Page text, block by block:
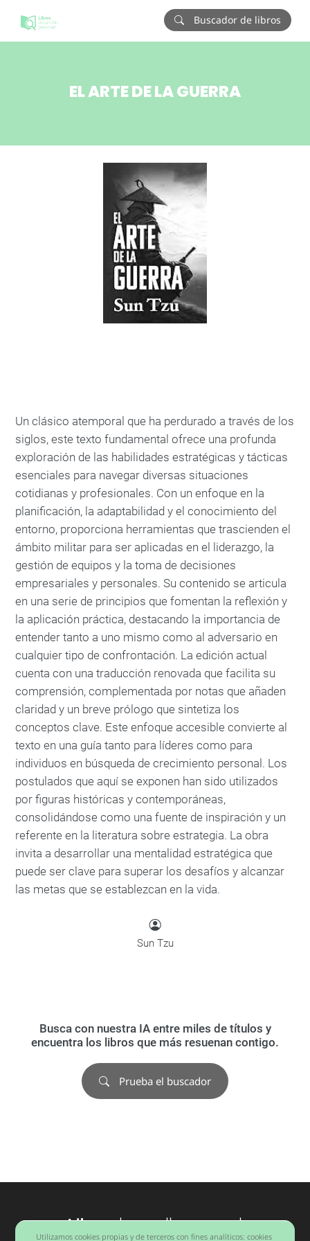
Buscador de libros
EL ARTE DE LA GUERRA
Un clásico atemporal que ha perdurado a través de los
siglos, este texto fundamental ofrece una profunda
exploración de las habilidades estratégicas y tácticas
esenciales para navegar diversas situaciones
cotidianas y profesionales. Con un enfoque en la
planificación, la adaptabilidad y el conocimiento del
entorno, proporciona herramientas que trascienden el
ámbito militar para ser aplicadas en el liderazgo, la
gestión de equipos y la toma de decisiones
empresariales y personales. Su contenido se articula
en una serie de principios que fomentan la reflexión y
la aplicación práctica, destacando la importancia de
entender tanto a uno mismo como al adversario en
cualquier tipo de confrontación. La edición actual
cuenta con una traducción renovada que facilita su
comprensión, complementada por notas que añaden
claridad y un breve prólogo que sintetiza los
conceptos clave. Este enfoque accesible convierte al
texto en una guía tanto para líderes como para
individuos en búsqueda de crecimiento personal. Los
postulados que aquí se exponen han sido utilizados
por figuras históricas y contemporáneas,
consolidándose como una fuente de inspiración y un
referente en la literatura sobre estrategia. La obra
invita a desarrollar una mentalidad estratégica que
puede ser clave para superar los desafíos y alcanzar
las metas que se establezcan en la vida.
Sun Tzu
Busca con nuestra IA entre miles de títulos y
encuentra los libros que más resuenan contigo.
Prueba el buscador
Librosdesarrollo personal
Barcelona
Utilizamos cookies propias y de terceros con fines analíticos: cookies